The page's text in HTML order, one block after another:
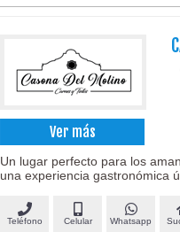
Ver más
Un lugar perfecto para los
una experiencia gastronómica
Teléfono Celular Whatsapp